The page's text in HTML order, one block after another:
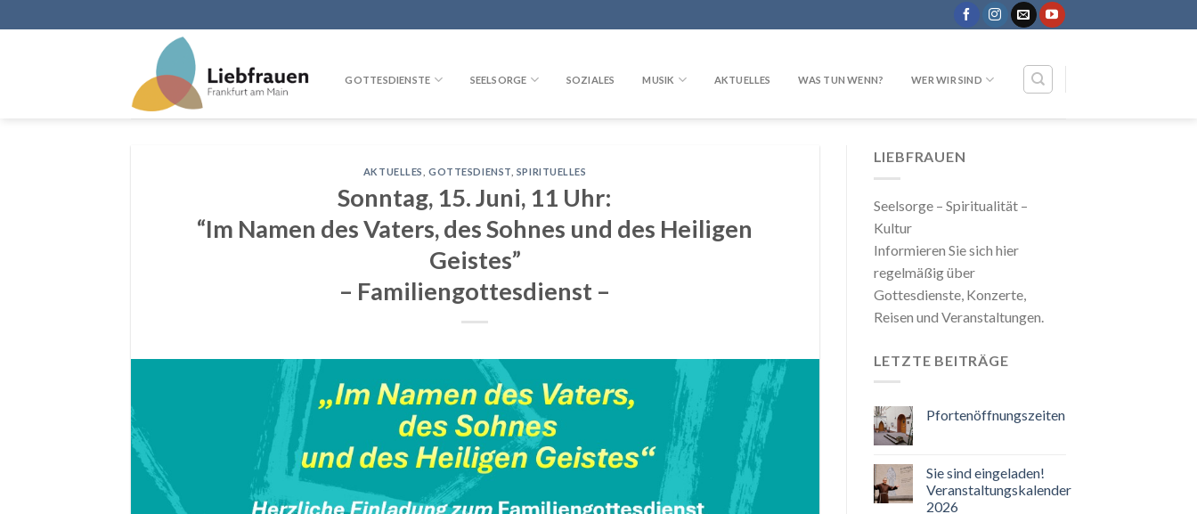
to
GOTTESDIENSTE SEELSORGE SOZIALES MUSIK AKTUELLES WAS TUN WENN? WER WIR SIND
AKTUELLES ,GOTTESDIENST SPIRITUELLES
Sonntag, 15. Juni, 11 Uhr:
“Im Namen des Vaters, des Sohnes und des Heiligen
Geistes”
– Familiengottesdienst –
LIEBFRAUEN
Seelsorge – Spiritualität –
Kultur
Informieren Sie sich hier
regelmäßig über
Gottesdienste, Konzerte,
Reisen und Veranstaltungen.
LETZTE BEITRÄGE
Pfortenöffnungszeiten
Sie sind eingeladen!
Veranstaltungskalender
2026